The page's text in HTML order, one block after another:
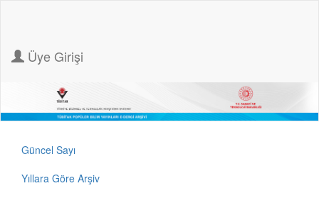
Üye Girişi
Güncel Sayı
Yıllara Göre Arşiv